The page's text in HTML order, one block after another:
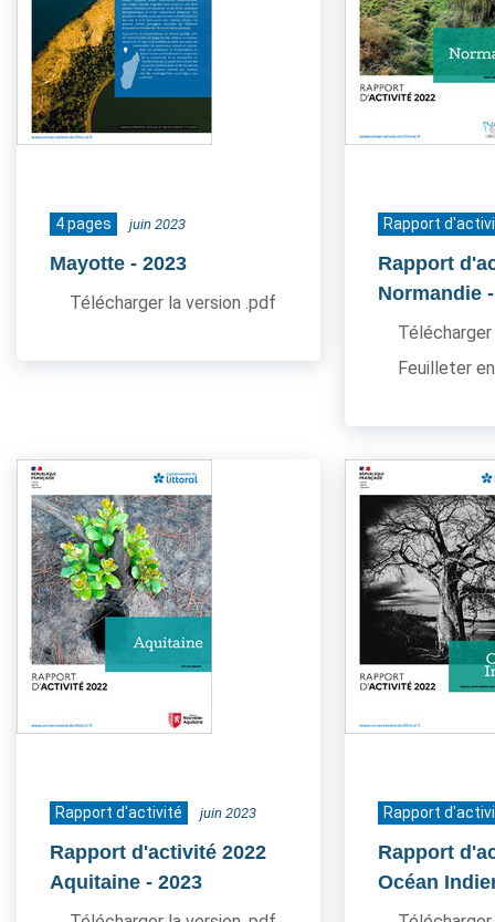
4 pages juin 2023
Mayotte - 2023
Télécharger la version .pdf
Rapport
Rapport
Normandie
Feuilleter
Rapport d'activité juin 2023
Rapport d'activité 2022
Aquitaine - 2023
Rapport
Rapport
Océan